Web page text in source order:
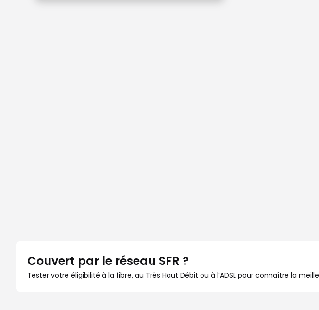
Couvert par le réseau SFR ?
Tester votre éligibilité à la fibre, au Très Haut Débit ou à l’ADSL pour connaître la